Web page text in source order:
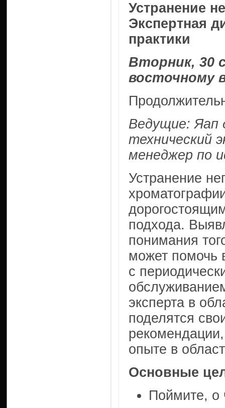
Устранение
Экспертная
практики
Вторник, 30
восточному
Ведущие: Яап
технический
менеджер по
Устранение
подхода.
понимания
может помочь
с
эксперта в
поделятся
опыте в
Основные
Поймите, о